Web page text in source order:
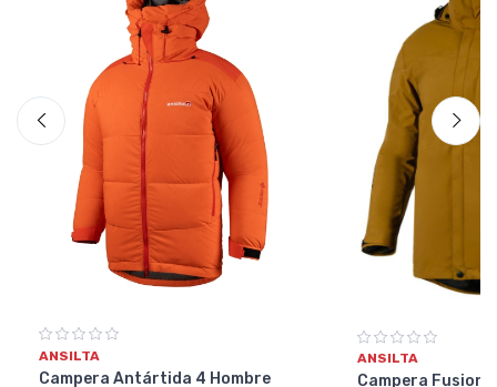
ANSILTA
Campera Antártida 4 Hombre
ANSILTA
Campera Fusion